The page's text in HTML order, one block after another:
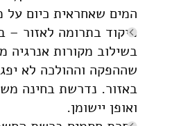
המים שאחראית כיום על
מיקוד בתרומה לאזור –
בשילוב מקורות אנרגיה
שההפקה וההולכה לא
באזור. נדרשת בחינה
ואופן יישומן.